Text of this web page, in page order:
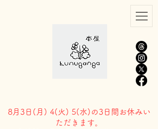
8月3日( 月) 4(火) 5(水)の3日間お休みい
ただきます。